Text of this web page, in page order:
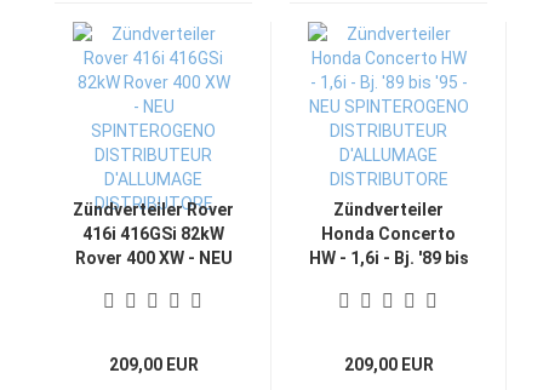
Zündverteiler Rover
416i 416GSi 82kW
Rover 400 XW - NEU
DISTRIBUTEUR
DISTRIBUTORE
209,00 EUR
Zündverteiler
Honda Concerto
HW - 1,6i - Bj. '89 bis
SPINTEROGENO
D'ALLUMAGE
DISTRIBUTORE
209,00 EUR